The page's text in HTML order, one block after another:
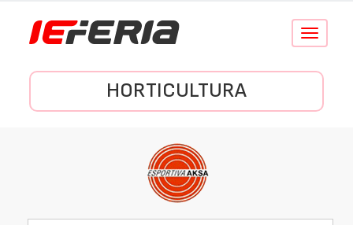
Conmutar
HORTICULTURA